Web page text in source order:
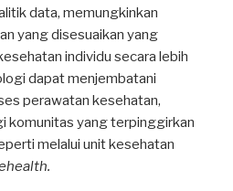
data, memungkinkan
yang disesuaikan yang
individu secara lebih
dapat menjembatani
perawatan kesehatan,
komunitas yang terpinggirkan
melalui unit kesehatan